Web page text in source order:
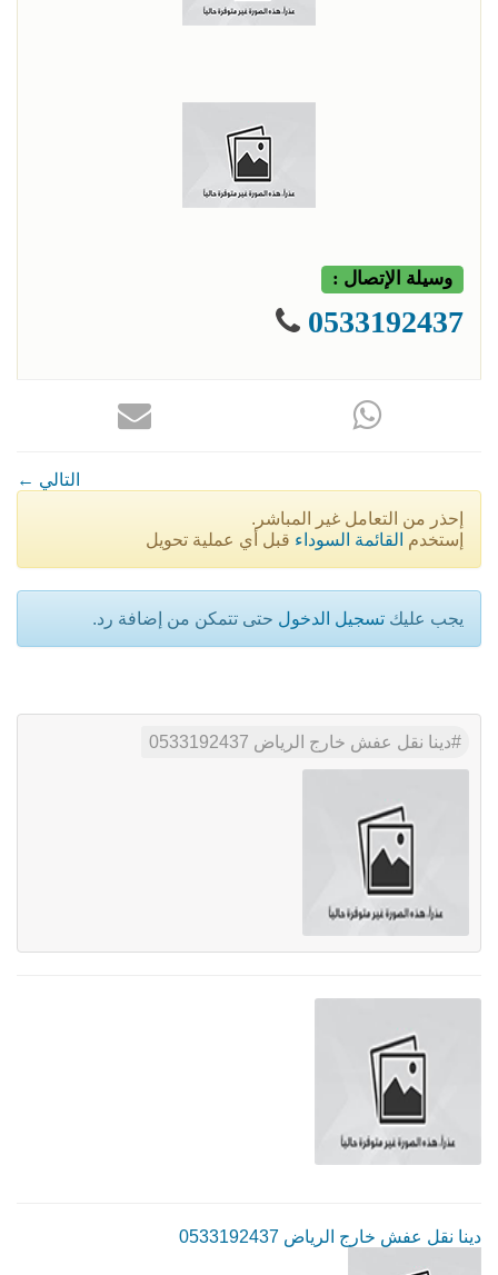
وسيلة الإتصال :
0533192437
← التالي
إحذر من التعامل غير المباشر.
إستخدم القائمة السوداء قبل أي عملية تحويل
يجب عليك تسجيل الدخول حتى تتمكن من إضافة رد.
دينا نقل عفش خارج الرياض 0533192437
دينا نقل عفش خارج الرياض 0533192437